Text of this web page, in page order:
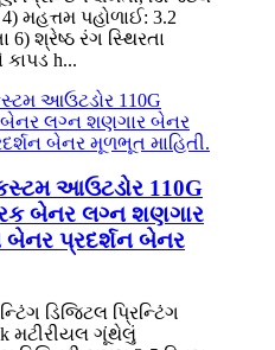
મહત્તમ પહોળાઈ: 3.2
6) શ્રેષ્ઠ રંગ સ્થિરતા
h...
આઉટડોર 110G
બેનર લગ્ન શણગાર
પ્રદર્શન બેનર
ડિજિટલ પ્રિન્ટિંગ
મટીરીયલ ગૂંથેલું